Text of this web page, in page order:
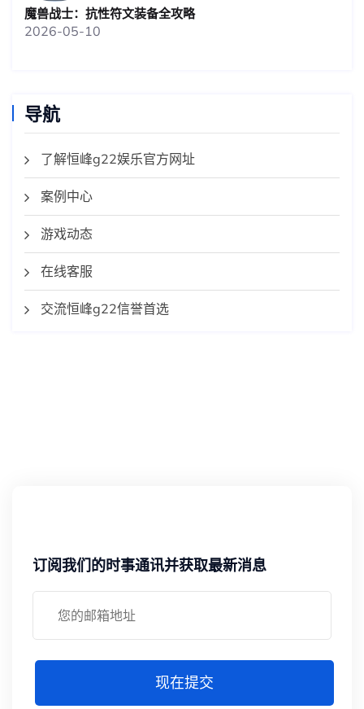
魔兽战士：抗性符文装备全攻略
2026-05-10
导航
了解恒峰g22娱乐官方网址
案例中心
游戏动态
在线客服
交流恒峰g22信誉首选
订阅我们的时事通讯并获取最新消息
现在提交